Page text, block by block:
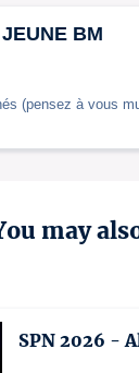
BM
(pensez à vous
may
SPN 2026 -